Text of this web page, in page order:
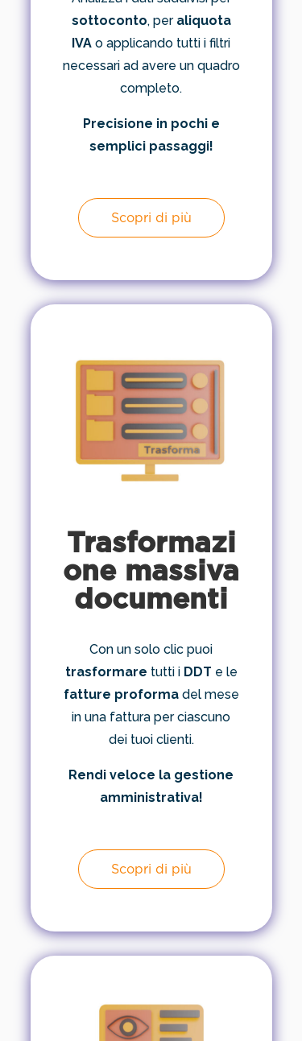
sottoconto, peraliquota
IVA o applicando tutti i filtri
necessari ad avere un quadro
completo.
Precisione in pochi e
semplici passaggi!
Scopri di più
Trasformazi
one massiva
documenti
Con un solo clic puoi
trasformare tutti iDDT e le
fatture proformadel mese
in una fattura per ciascuno
dei tuoi clienti.
Rendi veloce la gestione
amministrativa!
Scopri di più